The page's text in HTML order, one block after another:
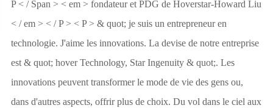
P < / Span > < em > fondateur et PDG de Hoverstar-Howard Liu
< / em > < / P > < P > & quot; je suis un entrepreneur en
technologie. J'aime les innovations. La devise de notre entreprise
est & quot; hover Technology, Star Ingenuity & quot;. Les
innovations peuvent transformer le mode de vie des gens ou,
dans d'autres aspects, offrir plus de choix. Du vol dans le ciel aux